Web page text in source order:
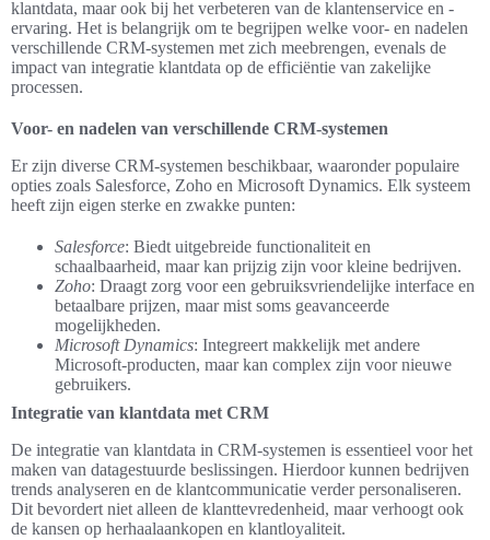
klantdata, maar ook bij het verbeteren van de klantenservice en -
ervaring. Het is belangrijk om te begrijpen welke voor- en nadelen
verschillende CRM-systemen met zich meebrengen, evenals de
impact van integratie klantdata op de efficiëntie van zakelijke
processen.
Voor- en nadelen van verschillende CRM-systemen
Er zijn diverse CRM-systemen beschikbaar, waaronder populaire
opties zoals Salesforce, Zoho en Microsoft Dynamics. Elk systeem
heeft zijn eigen sterke en zwakke punten:
Salesforce: Biedt uitgebreide functionaliteit en
schaalbaarheid, maar kan prijzig zijn voor kleine bedrijven.
Zoho: Draagt zorg voor een gebruiksvriendelijke interface en
betaalbare prijzen, maar mist soms geavanceerde
mogelijkheden.
Microsoft Dynamics: Integreert makkelijk met andere
Microsoft-producten, maar kan complex zijn voor nieuwe
gebruikers.
Integratie van klantdata met CRM
De integratie van klantdata in CRM-systemen is essentieel voor het
maken van datagestuurde beslissingen. Hierdoor kunnen bedrijven
trends analyseren en de klantcommunicatie verder personaliseren.
Dit bevordert niet alleen de klanttevredenheid, maar verhoogt ook
de kansen op herhaalaankopen en klantloyaliteit.